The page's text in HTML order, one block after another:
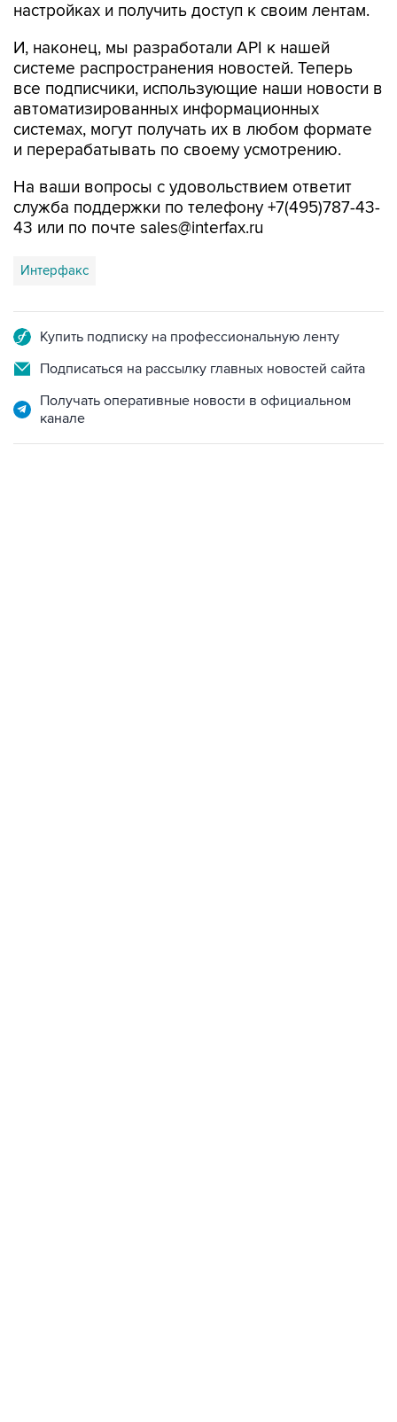
настройках и получить доступ к своим лентам.
И, наконец, мы разработали API к нашей
системе распространения новостей. Теперь
все подписчики, использующие наши новости в
автоматизированных информационных
системах, могут получать их в любом формате
и перерабатывать по своему усмотрению.
На ваши вопросы с удовольствием ответит
служба поддержки по телефону +7(495)787-43-
43 или по почте sales@interfax.ru
Интерфакс
Купить подписку на профессиональную ленту
Подписаться на рассылку главных новостей сайта
Получать оперативные новости в официальном
канале